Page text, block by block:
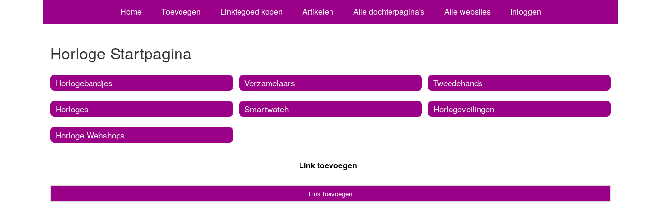
Home Toevoegen Linktegoed kopen Artikelen Alle dochterpagina's Alle websites Inloggen
Horloge Startpagina
Horlogebandjes
Horloges
Horloge Webshops
Verzamelaars
Smartwatch
Tweedehands
Horlogeveilingen
Link toevoegen
Link toevoegen